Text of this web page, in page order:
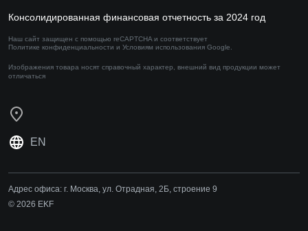
Консолидированная финансовая отчетность за 2024 год
Наш сайт защищен с помощью reCAPTCHA и соответствует
Политике конфиденциальности и Условиям использования Google.
Изображения товара носят справочный характер, внешний вид продукции может
отличаться
EN
Адрес офиса: г. Москва, ул. Отрадная, 2Б, строение 9
© 2026 EKF